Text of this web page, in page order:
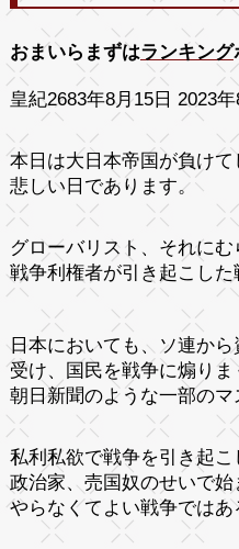
おまいらまずはランキング
皇紀2683年8月15日 2023年
本日は大日本帝国が負けて
悲しい日であります。
グローバリスト、それにむ
戦争利権者が引き起こした
日本においても、ソ連から
受け、国民を戦争に煽りま
朝日新聞のような一部のマ
私利私欲で戦争を引き起こ
政治家、売国奴のせいで始
やらなくてよい戦争ではあ